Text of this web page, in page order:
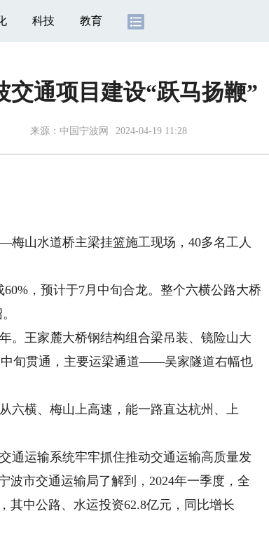
科技 教育
交通项目建设“跃马扬鞭”
来源： 中国宁波网 2024-04-19 11:28
山水道桥主梁挂篮施工现场，40多名工人
，预计于7月中旬合龙。整个六横公路大桥
王家麓大桥钢结构组合梁吊装、镜险山大
旬贯通，主要运梁通道——吴家隧道右幅也
横、梅山上高速，能一路直达杭州、上
运输系统牢牢抓住推动交通运输高质量发
波市交通运输局了解到，2024年一季度，全
其中公路、水运投资62.8亿元，同比增长